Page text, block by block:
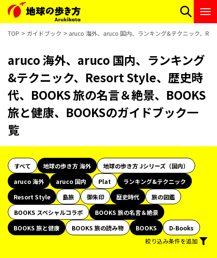
TOP ガイドブック aruco 海外、aruco 国内、ランキング&テクニック、
aruco 海外、aruco 国内、ランキング
&テクニック、Resort Style、歴史時
代、BOOKS 旅の名言＆絶景、BOOKS
旅と健康、BOOKSのガイドブック一
覧
すべて 地球の歩き方 海外
地球の歩き方 Jシリーズ（国内）
aruco 海外
aruco 国内 Plat
ランキング&テクニック
Resort Style
島旅 御朱印 歴史時代
旅の図鑑
BOOKS スペシャルコラボ
BOOKS 旅の名言＆絶景
BOOKS 旅と健康
BOOKS 旅の読み物 BOOKS
D-Books
絞り込み条件を追加